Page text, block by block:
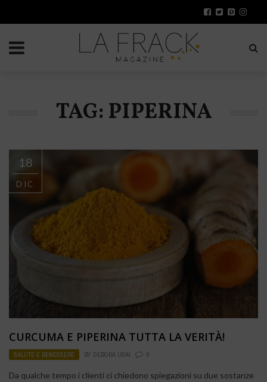
TAG: PIPERINA
18
DIC
CURCUMA E PIPERINA TUTTA LA VERITÀ!
SALUTE E BENESSERE BY DEBORA USAI 0
Da qualche tempo i clienti ci chiedono spiegazioni su due sostanze